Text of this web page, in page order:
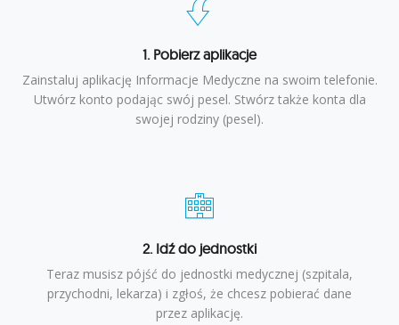
1. Pobierz aplikacje
Zainstaluj aplikację Informacje Medyczne na swoim telefonie.
Utwórz konto podając swój pesel. Stwórz także konta dla
swojej rodziny (pesel).
2. Idź do jednostki
Teraz musisz pójść do jednostki medycznej (szpitala,
przychodni, lekarza) i zgłoś, że chcesz pobierać dane
przez aplikację.